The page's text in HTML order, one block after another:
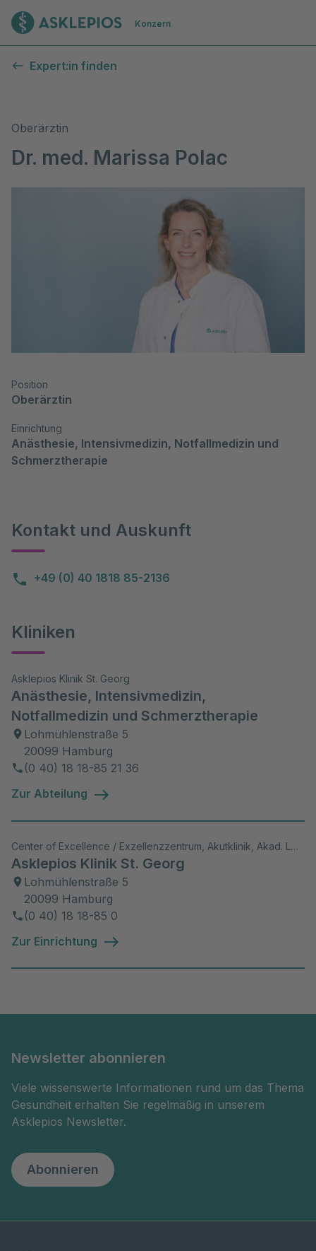
Zur Startseite
Konzern
Expert:in finden
Oberärztin
Dr. med. Marissa Polac
Position
Oberärztin
Einrichtung
Anästhesie, Intensivmedizin, Notfallmedizin und
Schmerztherapie
Kontakt und Auskunft
+49 (0) 40 1818 85-2136
Kliniken
Asklepios Klinik St. Georg
Anästhesie, Intensivmedizin,
Notfallmedizin und Schmerztherapie
Lohmühlenstraße 5
20099 Hamburg
(0 40) 18 18-85 21 36
Zur Abteilung
Center of Excellence / Exzellenzzentrum, Akutklinik, Akad. Lehrkrankenhaus, Wiss. Aktivitäten
Asklepios Klinik St. Georg
Lohmühlenstraße 5
20099 Hamburg
(0 40) 18 18-85 0
Zur Einrichtung
Newsletter abonnieren
Viele wissenswerte Informationen rund um das Thema
Gesundheit erhalten Sie regelmäßig in unserem
Asklepios Newsletter.
Abonnieren